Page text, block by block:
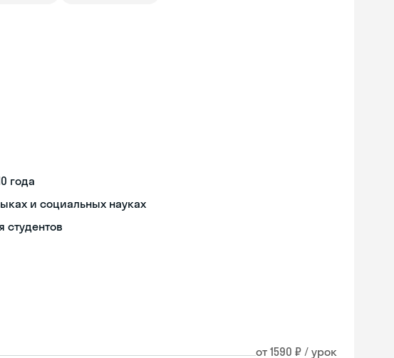
года
и социальных науках
студентов
от 1590 ₽ / урок